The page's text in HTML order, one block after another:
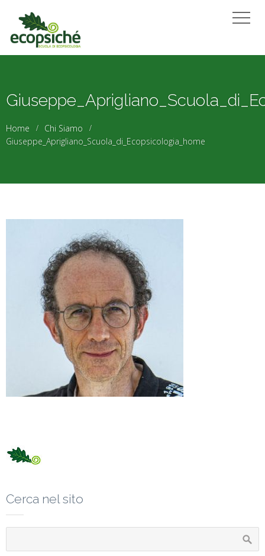
Home
Chi Siamo
Giuseppe_Aprigliano_Scuola_di_Ecopsicologia_home
Cerca nel sito